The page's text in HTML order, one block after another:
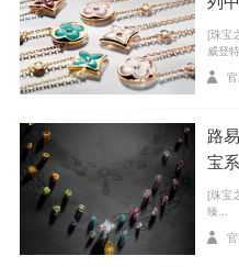
展览落址于良渚文化
作为本次活动的一大亮
办宫苑雅集｡这座南宋礼制
着宫殿基址与“小西湖”园
灯｡红墙黛瓦下,嘉宾于千
雅的碰撞｡德寿宫所承载
的匠心精神天然共鸣｡现场
遗韵与品牌活动提升至文化
[珠宝
威登特
路
宝
[珠宝
臻...